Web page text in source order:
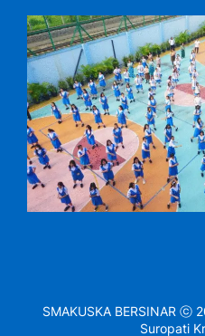
SMAKUSKA BERSINAR ⓒ
Suropati